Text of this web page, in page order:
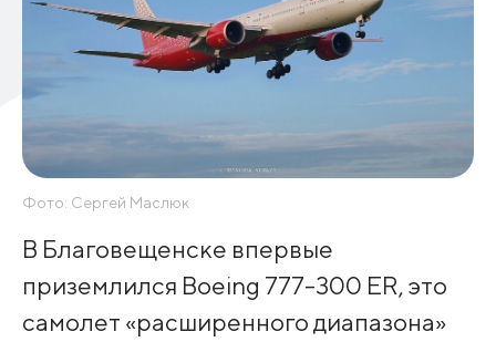
Фото: Сергей Маслюк
В Благовещенске впервые
приземлился Boeing 777-300 ER, это
самолет «расширенного диапазона»